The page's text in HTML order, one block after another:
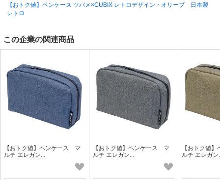
【おトク値】ペンケース ツバメ×CUBIX レトロデザイン・オリーブ 日本製
レトロ
この企業の関連商品
【おトク値】ペンケース マ
ルチ エレガン...
【おトク値】ペンケース マ
ルチ エレガン...
【おトク値
ルチ エレガン